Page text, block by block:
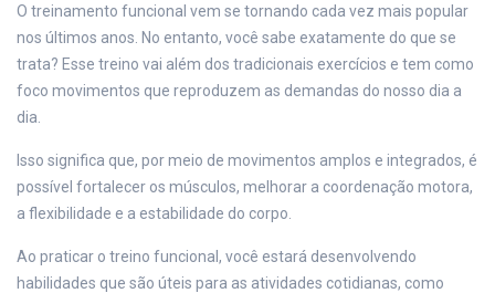
O treinamento funcional vem se tornando cada vez mais popular
nos últimos anos. No entanto, você sabe exatamente do que se
trata? Esse treino vai além dos tradicionais exercícios e tem como
foco movimentos que reproduzem as demandas do nosso dia a
dia.
Isso significa que, por meio de movimentos amplos e integrados, é
possível fortalecer os músculos, melhorar a coordenação motora,
a flexibilidade e a estabilidade do corpo.
Ao praticar o treino funcional, você estará desenvolvendo
habilidades que são úteis para as atividades cotidianas, como